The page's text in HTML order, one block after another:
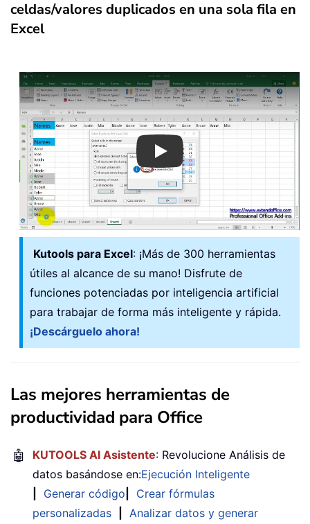
celdas/valores duplicados en una sola fila en
Excel
Play
Kutools para Excel: ¡Más de 300 herramientas
útiles al alcance de su mano! Disfrute de
funciones potenciadas por inteligencia artificial
para trabajar de forma más inteligente y rápida.
¡Descárguelo ahora!
Las mejores herramientas de
productividad para Office
🤖 KUTOOLS AI Asistente: Revolucione Análisis de
datos basándose en:Ejecución Inteligente
Generar código
Crear fórmulas
personalizadas
Analizar datos y generar